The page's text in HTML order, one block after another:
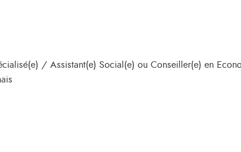
/ Assistant(e) Social(e) ou Conseiller(e) en